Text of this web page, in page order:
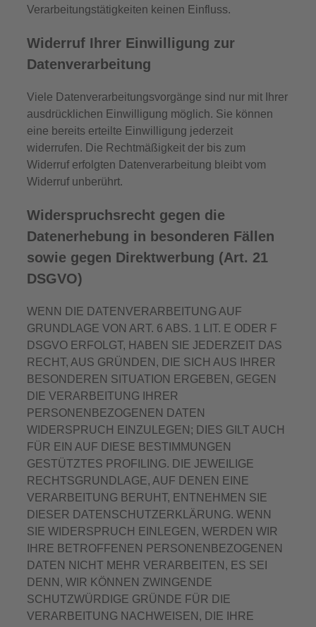
Verarbeitungstätigkeiten keinen Einfluss.
Widerruf Ihrer Einwilligung zur
Datenverarbeitung
Viele Datenverarbeitungsvorgänge sind nur mit Ihrer
ausdrücklichen Einwilligung möglich. Sie können
eine bereits erteilte Einwilligung jederzeit
widerrufen. Die Rechtmäßigkeit der bis zum
Widerruf erfolgten Datenverarbeitung bleibt vom
Widerruf unberührt.
Widerspruchsrecht gegen die
Datenerhebung in besonderen Fällen
sowie gegen Direktwerbung (Art. 21
DSGVO)
WENN DIE DATENVERARBEITUNG AUF
GRUNDLAGE VON ART. 6 ABS. 1 LIT. E ODER F
DSGVO ERFOLGT, HABEN SIE JEDERZEIT DAS
RECHT, AUS GRÜNDEN, DIE SICH AUS IHRER
BESONDEREN SITUATION ERGEBEN, GEGEN
DIE VERARBEITUNG IHRER
PERSONENBEZOGENEN DATEN
WIDERSPRUCH EINZULEGEN; DIES GILT AUCH
FÜR EIN AUF DIESE BESTIMMUNGEN
GESTÜTZTES PROFILING. DIE JEWEILIGE
RECHTSGRUNDLAGE, AUF DENEN EINE
VERARBEITUNG BERUHT, ENTNEHMEN SIE
DIESER DATENSCHUTZERKLÄRUNG. WENN
SIE WIDERSPRUCH EINLEGEN, WERDEN WIR
IHRE BETROFFENEN PERSONENBEZOGENEN
DATEN NICHT MEHR VERARBEITEN, ES SEI
DENN, WIR KÖNNEN ZWINGENDE
SCHUTZWÜRDIGE GRÜNDE FÜR DIE
VERARBEITUNG NACHWEISEN, DIE IHRE